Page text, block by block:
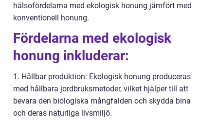
hälsofördelarna med ekologisk honung jämfört med
konventionell honung.
Fördelarna med ekologisk
honung inkluderar:
1. Hållbar produktion: Ekologisk honung produceras
med hållbara jordbruksmetoder, vilket hjälper till att
bevara den biologiska mångfalden och skydda bina
och deras naturliga livsmiljö.